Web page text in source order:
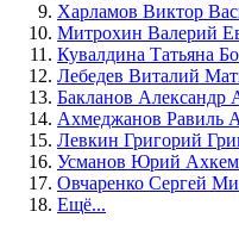
Харламов Виктор
Митрохин Валерий
Кувалдина Татьяна
Лебедев Виталий
Бакланов Александр
Ахмеджанов Равиль
Левкин Григорий
Усманов Юрий
Овчаренко Сергей
Ещё...